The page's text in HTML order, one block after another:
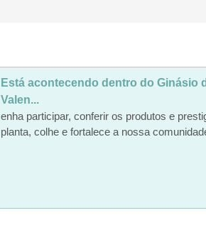
Está acontecendo dentro do Ginásio
Valen...
enha participar, conferir os produtos e
planta, colhe e fortalece a nossa